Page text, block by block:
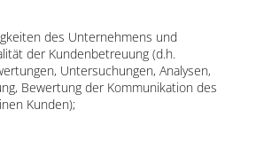
des Unternehmens und
der Kundenbetreuung (d.h.
Untersuchungen, Analysen,
Bewertung der Kommunikation des
Kunden);